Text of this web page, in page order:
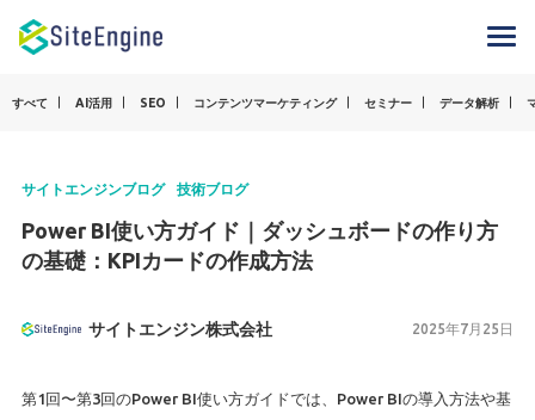
すべて AI活用 SEO コンテンツマーケティング セミナー データ解析
サイトエンジンブログ 技術ブログ
Power BI使い方ガイド｜ダッシュボードの作り方
の基礎：KPIカードの作成方法
サイトエンジン株式会社 2025年7月25日
第1回〜第3回のPower BI使い方ガイドでは、Power BIの導入方法や基